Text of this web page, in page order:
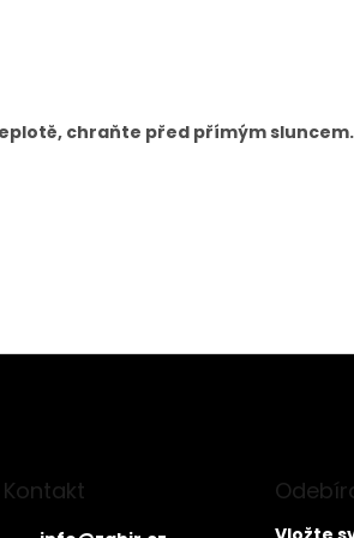
chraňte před přímým sluncem.
Kontakt